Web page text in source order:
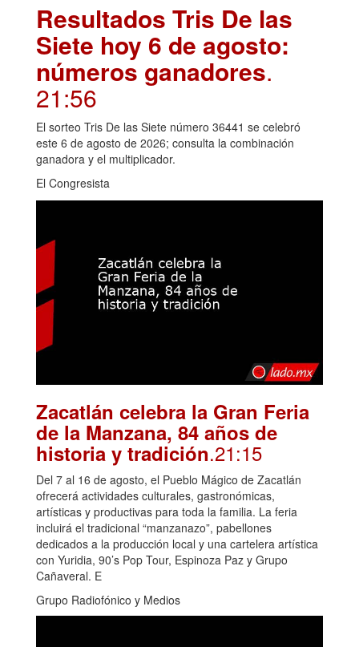
Resultados Tris De las
Siete hoy 6 de agosto:
números ganadores.
21:56
El sorteo Tris De las Siete número 36441 se celebró
este 6 de agosto de 2026; consulta la combinación
ganadora y el multiplicador.
El Congresista
Zacatlán celebra la Gran Feria
de la Manzana, 84 años de
historia y tradición.21:15
Del 7 al 16 de agosto, el Pueblo Mágico de Zacatlán
ofrecerá actividades culturales, gastronómicas,
artísticas y productivas para toda la familia. La feria
incluirá el tradicional “manzanazo”, pabellones
dedicados a la producción local y una cartelera artística
con Yuridia, 90’s Pop Tour, Espinoza Paz y Grupo
Cañaveral. E
Grupo Radiofónico y Medios